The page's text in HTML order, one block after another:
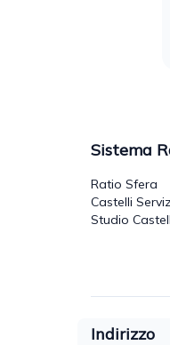
Sistema
Ratio Sfera
Castelli
Studio
Indirizzo